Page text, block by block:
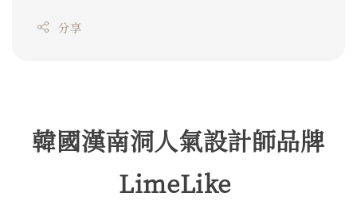
分享
韓國漢南洞人氣設計師品牌
LimeLike